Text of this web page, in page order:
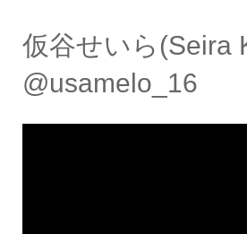
仮谷せいら(Seira
@usamelo_16